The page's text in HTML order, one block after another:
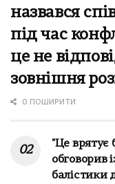
назвався
під час
це не
зовнішня
0 ПОШИРИТИ
"Це врятує
обговорив
балістики